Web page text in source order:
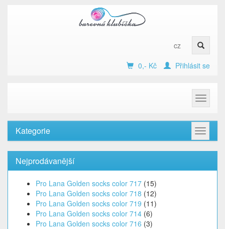
cz
0,- Kč Přihlásit se
Toggle
Toggle
Kategorie
Nejprodávanější
Pro Lana Golden socks color 717 (15)
Pro Lana Golden socks color 718 (12)
Pro Lana Golden socks color 719 (11)
Pro Lana Golden socks color 714 (6)
Pro Lana Golden socks color 716 (3)